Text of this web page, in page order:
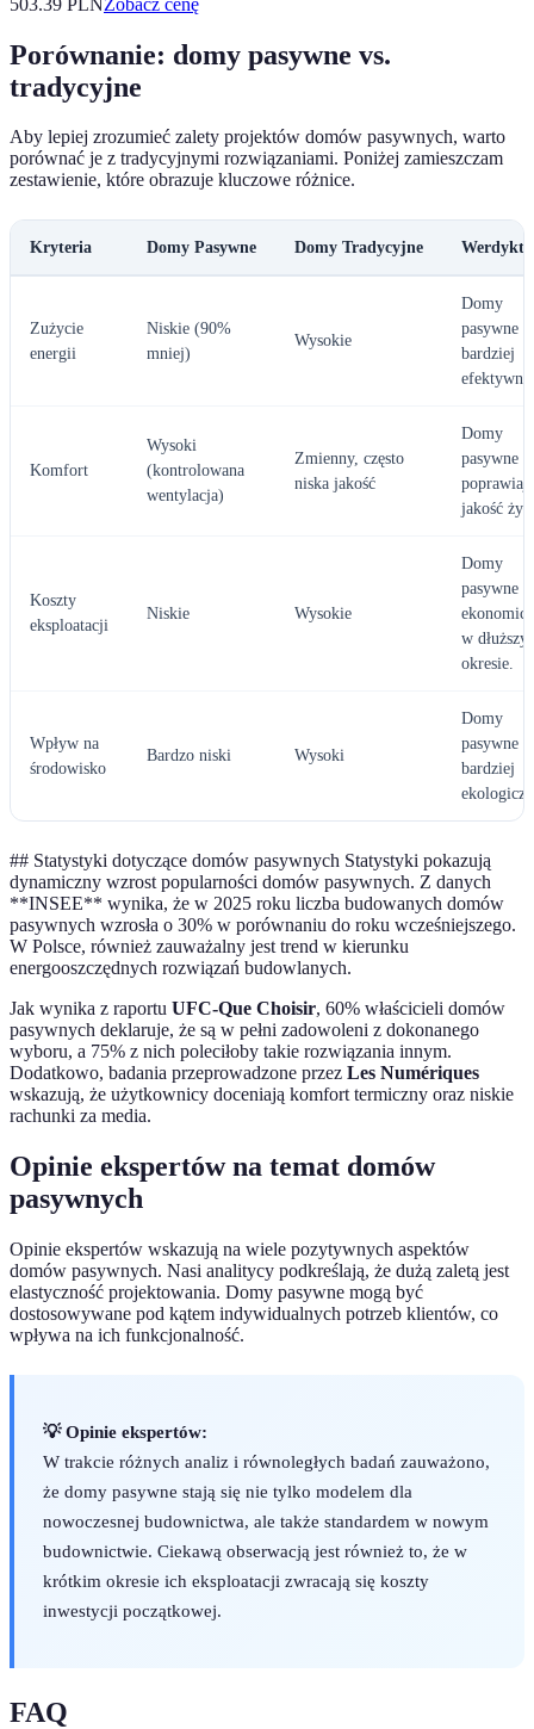
Porównanie: domy pasywne vs.
tradycyjne
Aby lepiej zrozumieć zalety projektów domów pasywnych, warto
porównać je z tradycyjnymi rozwiązaniami. Poniżej zamieszczam
zestawienie, które obrazuje kluczowe różnice.
Kryteria Domy Pasywne Domy Tradycyjne Werdykt
Zużycie
energii
Niskie (90%
mniej)
Wysokie
Domy
pasywne
bardziej
efektywne.
Komfort
Wysoki
(kontrolowana
wentylacja)
Zmienny, często
niska jakość
Domy
pasywne
poprawiają
jakość
Koszty
eksploatacji
Niskie Wysokie
Domy
pasywne
w
okresie.
Wpływ na
środowisko
Bardzo niski Wysoki
Domy
pasywne
bardziej
## Statystyki dotyczące domów pasywnych Statystyki pokazują
dynamiczny wzrost popularności domów pasywnych. Z danych
**INSEE** wynika, że w 2025 roku liczba budowanych domów
pasywnych wzrosła o 30% w porównaniu do roku wcześniejszego.
W Polsce, również zauważalny jest trend w kierunku
energooszczędnych rozwiązań budowlanych.
Jak wynika z raportu UFC-Que Choisir, 60% właścicieli domów
pasywnych deklaruje, że są w pełni zadowoleni z dokonanego
wyboru, a 75% z nich poleciłoby takie rozwiązania innym.
Dodatkowo, badania przeprowadzone przez Les Numériques
wskazują, że użytkownicy doceniają komfort termiczny oraz niskie
rachunki za media.
Opinie ekspertów na temat domów
pasywnych
Opinie ekspertów wskazują na wiele pozytywnych aspektów
domów pasywnych. Nasi analitycy podkreślają, że dużą zaletą jest
elastyczność projektowania. Domy pasywne mogą być
dostosowywane pod kątem indywidualnych potrzeb klientów, co
wpływa na ich funkcjonalność.
💡 Opinie ekspertów:
W trakcie różnych analiz i równoległych badań zauważono,
że domy pasywne stają się nie tylko modelem dla
nowoczesnej budownictwa, ale także standardem w nowym
budownictwie. Ciekawą obserwacją jest również to, że w
krótkim okresie ich eksploatacji zwracają się koszty
inwestycji początkowej.
FAQ